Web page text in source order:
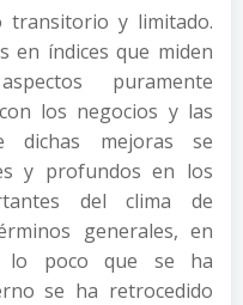
transitorio y limitado.
en índices que miden
puramente
los negocios y las
dichas mejoras se
y profundos en los
del clima de
generales, en
lo poco que se ha
se ha retrocedido